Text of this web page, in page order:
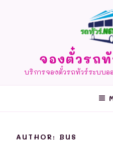
จองตั๋วรถ
บริการจองตั๋วรถทัวร์ระบบอ
AUTHOR: BUS